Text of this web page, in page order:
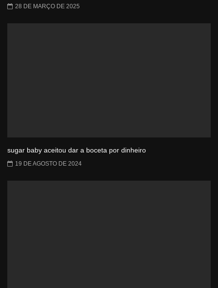
28 DE MARÇO DE 2025
sugar baby aceitou dar a boceta por dinheiro
19 DE AGOSTO DE 2024